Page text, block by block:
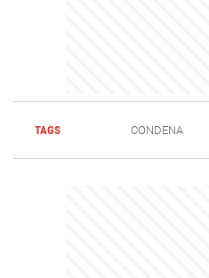
TAGS CONDENA